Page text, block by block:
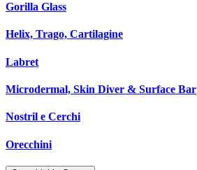
Gorilla Glass
Helix, Trago, Cartilagine
Labret
Microdermal, Skin Diver & Surface Bar
Nostril e Cerchi
Orecchini